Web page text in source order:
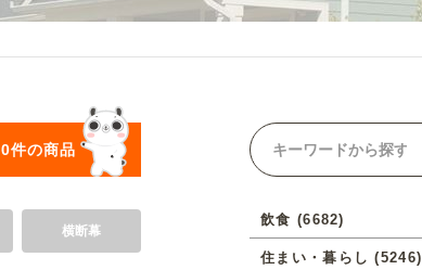
オリジナルオーダーについて
0件の商品
横断幕
飲食 (6682)
住まい・暮らし (5246)